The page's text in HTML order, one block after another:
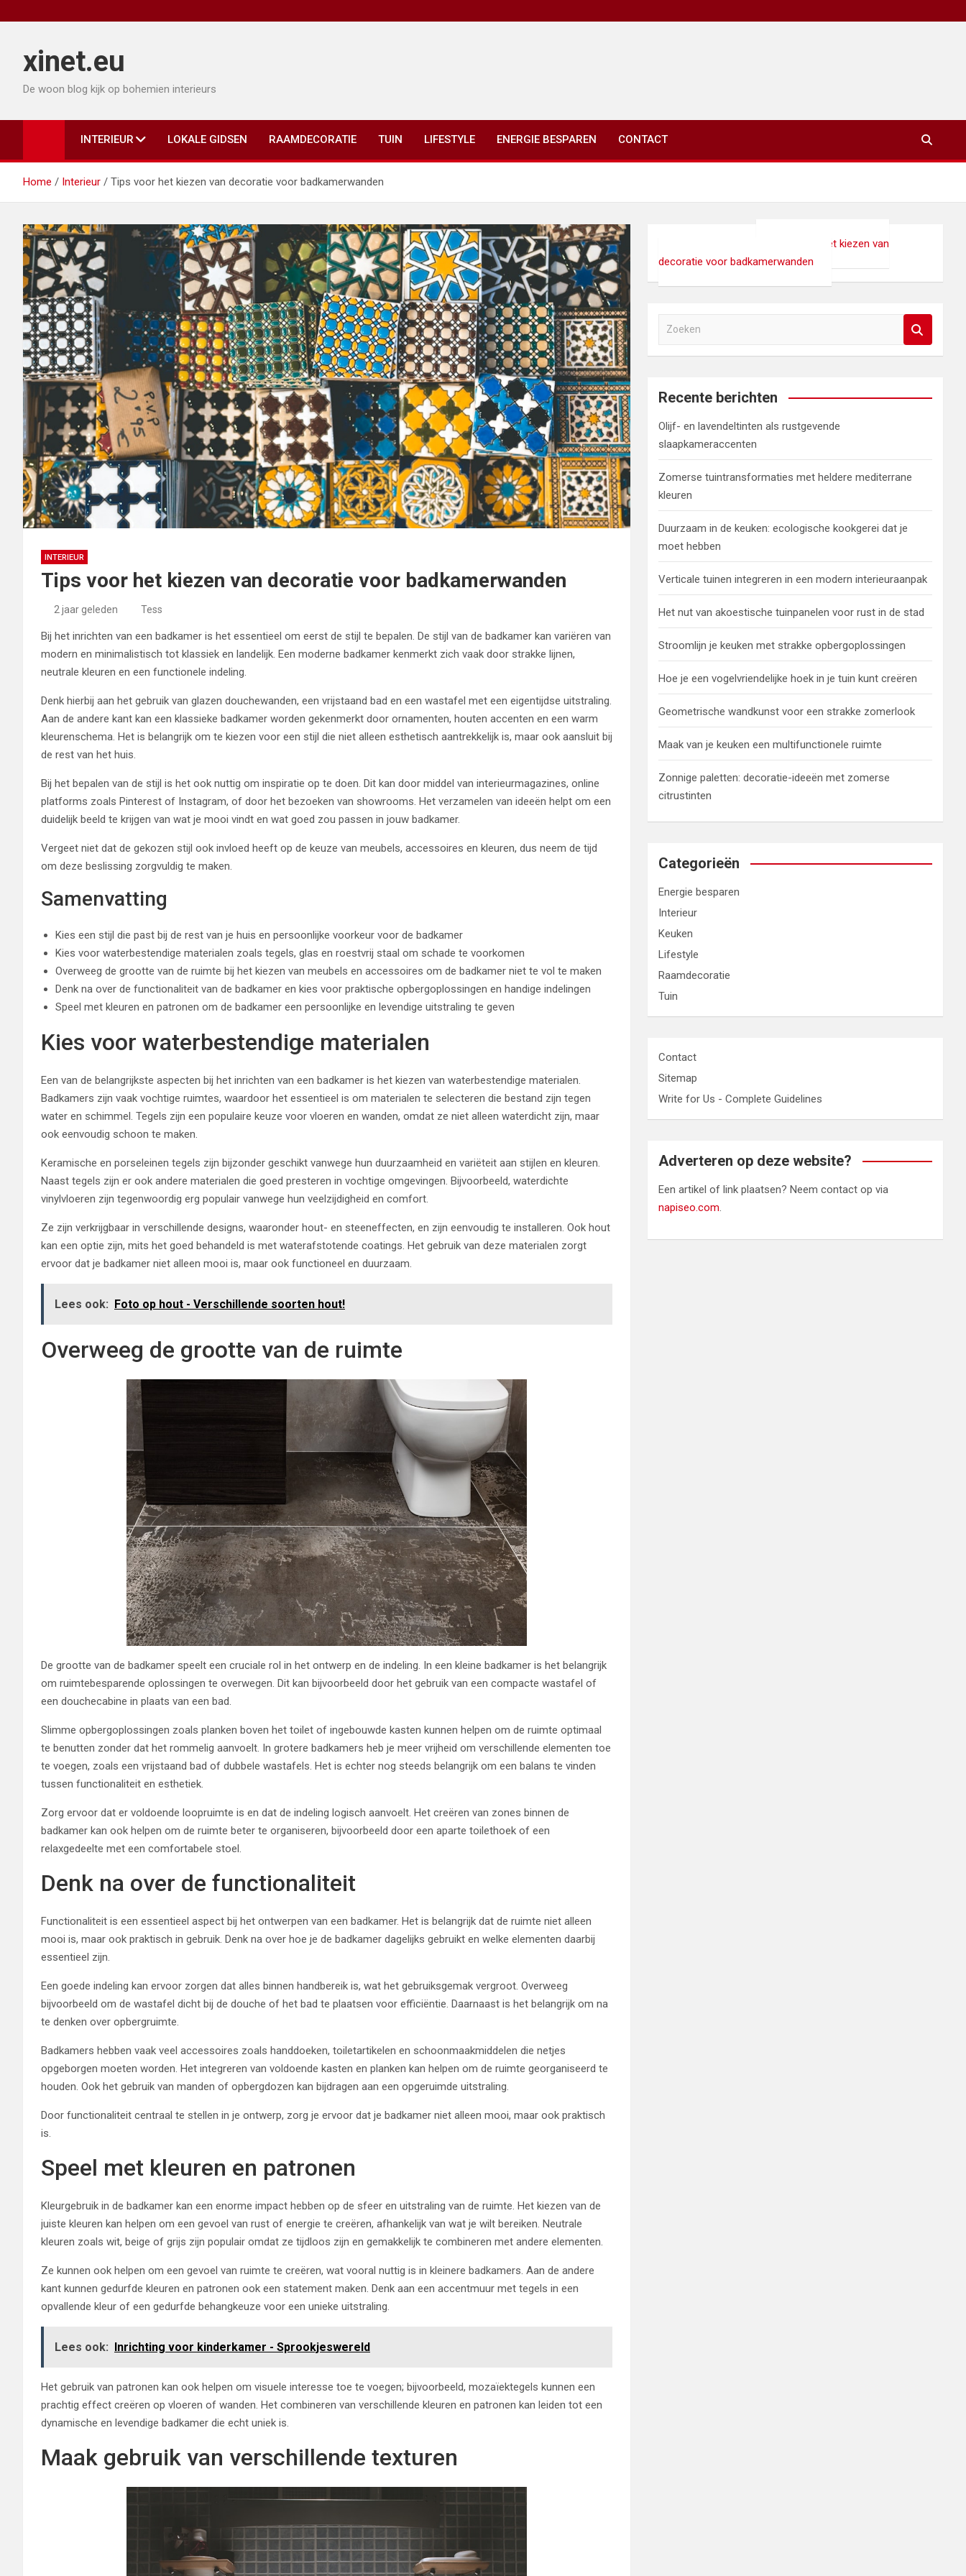
naar
inhoudxinet.eu
De woon blog kijk op bohemien interieurs
INTERIEUR LOKALE GIDSEN RAAMDECORATIE TUIN LIFESTYLE ENERGIE BESPAREN CONTACT
Home Interieur Tips voor het kiezen van decoratie voor badkamerwanden
INTERIEUR
Tips voor het kiezen van decoratie voor badkamerwanden
2 jaar geleden Tess
Bij het inrichten van een badkamer is het essentieel om eerst de stijl te bepalen. De stijl van de badkamer kan variëren van
modern en minimalistisch tot klassiek en landelijk. Een moderne badkamer kenmerkt zich vaak door strakke lijnen,
neutrale kleuren en een functionele indeling.
Denk hierbij aan het gebruik van glazen douchewanden, een vrijstaand bad en een wastafel met een eigentijdse uitstraling.
Aan de andere kant kan een klassieke badkamer worden gekenmerkt door ornamenten, houten accenten en een warm
kleurenschema. Het is belangrijk om te kiezen voor een stijl die niet alleen esthetisch aantrekkelijk is, maar ook aansluit bij
de rest van het huis.
Bij het bepalen van de stijl is het ook nuttig om inspiratie op te doen. Dit kan door middel van interieurmagazines, online
platforms zoals Pinterest of Instagram, of door het bezoeken van showrooms. Het verzamelen van ideeën helpt om een
duidelijk beeld te krijgen van wat je mooi vindt en wat goed zou passen in jouw badkamer.
Vergeet niet dat de gekozen stijl ook invloed heeft op de keuze van meubels, accessoires en kleuren, dus neem de tijd
om deze beslissing zorgvuldig te maken.
Samenvatting
Kies een stijl die past bij de rest van je huis en persoonlijke voorkeur voor de badkamer
Kies voor waterbestendige materialen zoals tegels, glas en roestvrij staal om schade te voorkomen
Overweeg de grootte van de ruimte bij het kiezen van meubels en accessoires om de badkamer niet te vol te maken
Denk na over de functionaliteit van de badkamer en kies voor praktische opbergoplossingen en handige indelingen
Speel met kleuren en patronen om de badkamer een persoonlijke en levendige uitstraling te geven
Kies voor waterbestendige materialen
Een van de belangrijkste aspecten bij het inrichten van een badkamer is het kiezen van waterbestendige materialen.
Badkamers zijn vaak vochtige ruimtes, waardoor het essentieel is om materialen te selecteren die bestand zijn tegen
water en schimmel. Tegels zijn een populaire keuze voor vloeren en wanden, omdat ze niet alleen waterdicht zijn, maar
ook eenvoudig schoon te maken.
Keramische en porseleinen tegels zijn bijzonder geschikt vanwege hun duurzaamheid en variëteit aan stijlen en kleuren.
Naast tegels zijn er ook andere materialen die goed presteren in vochtige omgevingen. Bijvoorbeeld, waterdichte
vinylvloeren zijn tegenwoordig erg populair vanwege hun veelzijdigheid en comfort.
Ze zijn verkrijgbaar in verschillende designs, waaronder hout- en steeneffecten, en zijn eenvoudig te installeren. Ook hout
kan een optie zijn, mits het goed behandeld is met waterafstotende coatings. Het gebruik van deze materialen zorgt
ervoor dat je badkamer niet alleen mooi is, maar ook functioneel en duurzaam.
Lees ook: Foto op hout - Verschillende soorten hout!
Overweeg de grootte van de ruimte
De grootte van de badkamer speelt een cruciale rol in het ontwerp en de indeling. In een kleine badkamer is het belangrijk
om ruimtebesparende oplossingen te overwegen. Dit kan bijvoorbeeld door het gebruik van een compacte wastafel of
een douchecabine in plaats van een bad.
Slimme opbergoplossingen zoals planken boven het toilet of ingebouwde kasten kunnen helpen om de ruimte optimaal
te benutten zonder dat het rommelig aanvoelt. In grotere badkamers heb je meer vrijheid om verschillende elementen toe
te voegen, zoals een vrijstaand bad of dubbele wastafels. Het is echter nog steeds belangrijk om een balans te vinden
tussen functionaliteit en esthetiek.
Zorg ervoor dat er voldoende loopruimte is en dat de indeling logisch aanvoelt. Het creëren van zones binnen de
badkamer kan ook helpen om de ruimte beter te organiseren, bijvoorbeeld door een aparte toilethoek of een
relaxgedeelte met een comfortabele stoel.
Denk na over de functionaliteit
Functionaliteit is een essentieel aspect bij het ontwerpen van een badkamer. Het is belangrijk dat de ruimte niet alleen
mooi is, maar ook praktisch in gebruik. Denk na over hoe je de badkamer dagelijks gebruikt en welke elementen daarbij
essentieel zijn.
Een goede indeling kan ervoor zorgen dat alles binnen handbereik is, wat het gebruiksgemak vergroot. Overweeg
bijvoorbeeld om de wastafel dicht bij de douche of het bad te plaatsen voor efficiëntie. Daarnaast is het belangrijk om na
te denken over opbergruimte.
Badkamers hebben vaak veel accessoires zoals handdoeken, toiletartikelen en schoonmaakmiddelen die netjes
opgeborgen moeten worden. Het integreren van voldoende kasten en planken kan helpen om de ruimte georganiseerd te
houden. Ook het gebruik van manden of opbergdozen kan bijdragen aan een opgeruimde uitstraling.
Door functionaliteit centraal te stellen in je ontwerp, zorg je ervoor dat je badkamer niet alleen mooi, maar ook praktisch
is.
Speel met kleuren en patronen
Kleurgebruik in de badkamer kan een enorme impact hebben op de sfeer en uitstraling van de ruimte. Het kiezen van de
juiste kleuren kan helpen om een gevoel van rust of energie te creëren, afhankelijk van wat je wilt bereiken. Neutrale
kleuren zoals wit, beige of grijs zijn populair omdat ze tijdloos zijn en gemakkelijk te combineren met andere elementen.
Ze kunnen ook helpen om een gevoel van ruimte te creëren, wat vooral nuttig is in kleinere badkamers. Aan de andere
kant kunnen gedurfde kleuren en patronen ook een statement maken. Denk aan een accentmuur met tegels in een
opvallende kleur of een gedurfde behangkeuze voor een unieke uitstraling.
Lees ook: Inrichting voor kinderkamer - Sprookjeswereld
Het gebruik van patronen kan ook helpen om visuele interesse toe te voegen; bijvoorbeeld, mozaïektegels kunnen een
prachtig effect creëren op vloeren of wanden. Het combineren van verschillende kleuren en patronen kan leiden tot een
dynamische en levendige badkamer die echt uniek is.
Maak gebruik van verschillende texturen
Tips voor het kiezen van
decoratie voor badkamerwanden
e
e
Recente berichten
Olijf- en lavendeltinten als rustgevende
slaapkameraccenten
Zomerse tuintransformaties met heldere mediterrane
kleuren
Duurzaam in de keuken: ecologische kookgerei dat je
moet hebben
Verticale tuinen integreren in een modern interieuraanpak
Het nut van akoestische tuinpanelen voor rust in de stad
Stroomlijn je keuken met strakke opbergoplossingen
Hoe je een vogelvriendelijke hoek in je tuin kunt creëren
Geometrische wandkunst voor een strakke zomerlook
Maak van je keuken een multifunctionele ruimte
Zonnige paletten: decoratie-ideeën met zomerse
citrustinten
Categorieën
Energie besparen
Interieur
Keuken
Lifestyle
Raamdecoratie
Tuin
Contact
Sitemap
Write for Us - Complete Guidelines
Adverteren op deze website?
Een artikel of link plaatsen? Neem contact op via
napiseo.com.